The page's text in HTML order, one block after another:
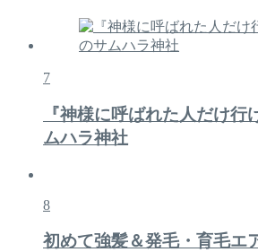
7
『神様に呼ばれた人だけ行
ムハラ神社
8
初めて強髪＆発毛・育毛エ